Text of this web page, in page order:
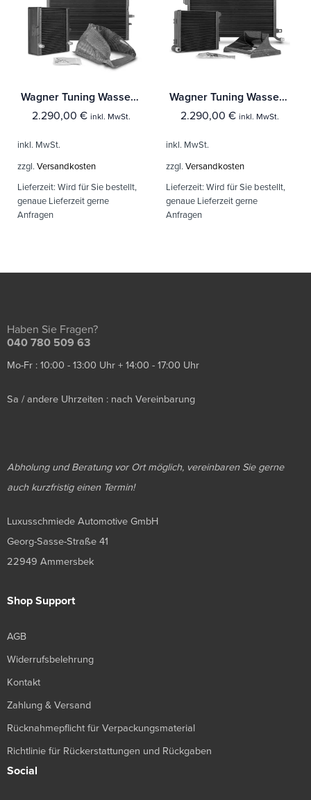
Wagner Tuning Wasserkühler Kit BMW M3/M4 F80/82/83
2.290,00 € inkl. MwSt.
inkl. MwSt.
zzgl. Versandkosten
Lieferzeit: Wird für Sie bestellt,
genaue Lieferzeit gerne
Anfragen
Wagner Tuning Wasserkühler Kit Mercedes Benz C63 (S) AMG
2.290,00 € inkl. MwSt.
inkl. MwSt.
zzgl. Versandkosten
Lieferzeit: Wird für Sie bestellt,
genaue Lieferzeit gerne
Anfragen
Haben Sie Fragen?
040 780 509 63
Mo-Fr : 10:00 - 13:00 Uhr + 14:00 - 17:00 Uhr
Sa / andere Uhrzeiten : nach Vereinbarung
Abholung und Beratung vor Ort möglich, vereinbaren Sie gerne
auch kurzfristig einen Termin!
Luxusschmiede Automotive GmbH
Georg-Sasse-Straße 41
22949 Ammersbek
Shop Support
AGB
Widerrufsbelehrung
Kontakt
Zahlung & Versand
Rücknahmepflicht für Verpackungsmaterial
Richtlinie für Rückerstattungen und Rückgaben
Social